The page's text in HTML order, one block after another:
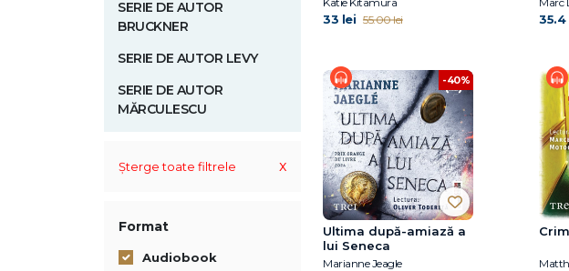
SERIE DE AUTOR
BRUCKNER
SERIE DE AUTOR LEVY
SERIE DE AUTOR
MĂRCULESCU
Șterge toate filtrele x
Format
Audiobook
33 lei 55.00 lei 35.4
-40%
Ultima după-amiază a
lui Seneca
Marianne Jeagle